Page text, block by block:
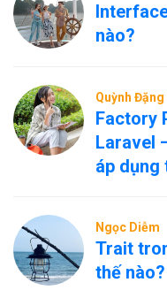
nào?
Quỳnh Đặng
Factory
Laravel
áp dụng
Ngọc Diễm
Trait
thế nào?